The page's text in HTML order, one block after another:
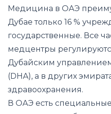
Медицина в ОАЭ
Дубае только 16 %
государственные. Все
медцентры
Дубайским
(DHA), а в других
здравоохранения.
В ОАЭ есть